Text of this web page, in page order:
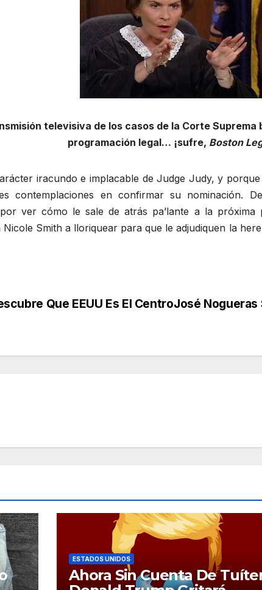
televisiva de los casos de la Corte Suprema
programación legal… ¡sufre, Boston
iracundo e implacable de Judge Judy, y
contemplaciones en confirmar su nominación.
ver cómo le sale de atrás pa’lante a la
Smith a lloriquear para que le adjudiquen la
José Nogueras
Que EEUU Es El Centro
ESTADOS UNIDOS
Ahora Sin Cuenta De